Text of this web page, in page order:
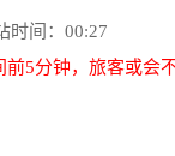
时间：00:27
5分钟，旅客或会不